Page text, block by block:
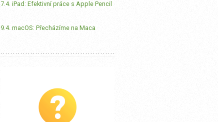
7.4. iPad: Efektivní práce s Apple Pencil
9.4. macOS: Přecházíme na Maca